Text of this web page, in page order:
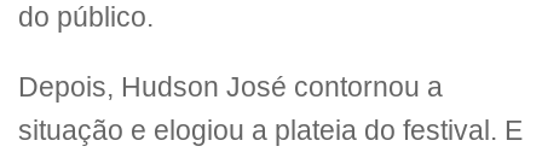
do público.
Depois, Hudson José contornou a
situação e elogiou a plateia do festival. E